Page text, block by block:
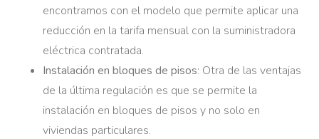
encontramos con el modelo que permite aplicar una
reducción en la tarifa mensual con la suministradora
eléctrica contratada.
Instalación en bloques de pisos: Otra de las ventajas
de la última regulación es que se permite la
instalación en bloques de pisos y no solo en
viviendas particulares.